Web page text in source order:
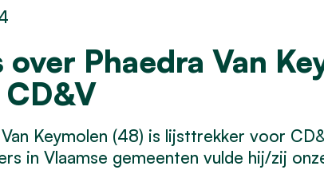
over Phaedra Van
Keymolen (48) is lijsttrekker voor
in Vlaamse gemeenten vulde hij/zij